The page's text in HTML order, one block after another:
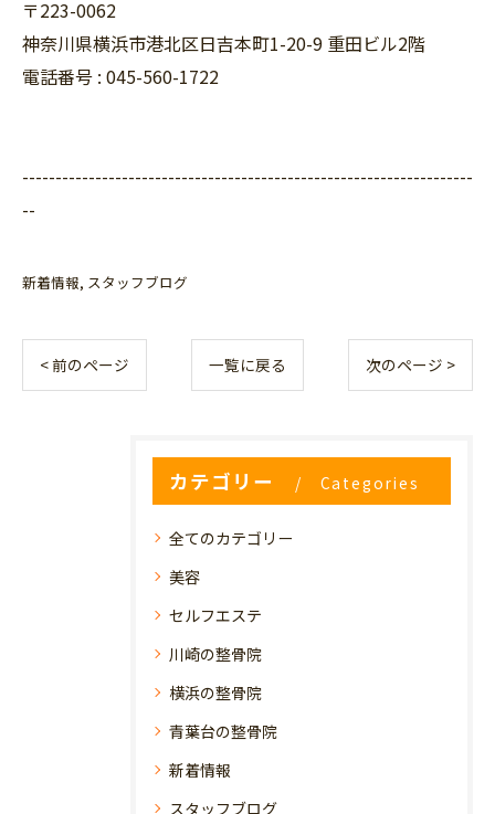
〒223-0062
神奈川県横浜市港北区日吉本町1-20-9 重田ビル2階
電話番号 : 045-560-1722
--------------------------------------------------------------------
--
新着情報 スタッフブログ
< 前のページ 一覧に戻る 次のページ >
カテゴリー Categories
全てのカテゴリー
美容
セルフエステ
川崎の整骨院
横浜の整骨院
青葉台の整骨院
新着情報
スタッフブログ